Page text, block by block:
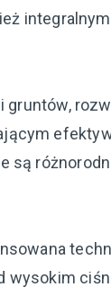
gruntów,
są
wysokim